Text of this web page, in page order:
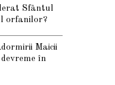
Sfântul
orfanilor?
Maicii
în